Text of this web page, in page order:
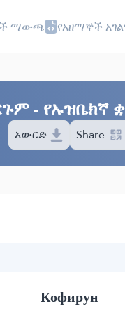
ማውጫ የአዘማኞች
- የኡዝቤክኛ
አውርድ Share
Кофирун